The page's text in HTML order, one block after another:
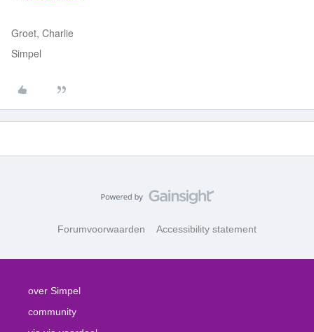
Groet, Charlie
Simpel
Forumvoorwaarden Accessibility statement
over Simpel
community